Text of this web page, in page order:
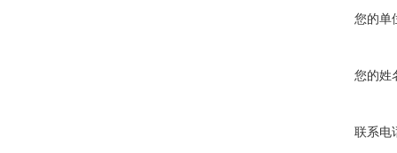
您的单
您的姓
联系电